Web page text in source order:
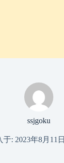
ssjgoku
于: 2023年8月11日